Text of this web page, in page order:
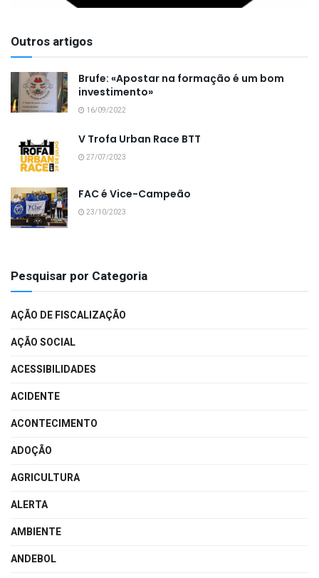
Outros artigos
Brufe: «Apostar na formação é um bom
investimento»
16/09/2022
V Trofa Urban Race BTT
27/07/2023
FAC é Vice-Campeão
23/10/2023
Pesquisar por Categoria
AÇÃO DE FISCALIZAÇÃO
AÇÃO SOCIAL
ACESSIBILIDADES
ACIDENTE
ACONTECIMENTO
ADOÇÃO
AGRICULTURA
ALERTA
AMBIENTE
ANDEBOL